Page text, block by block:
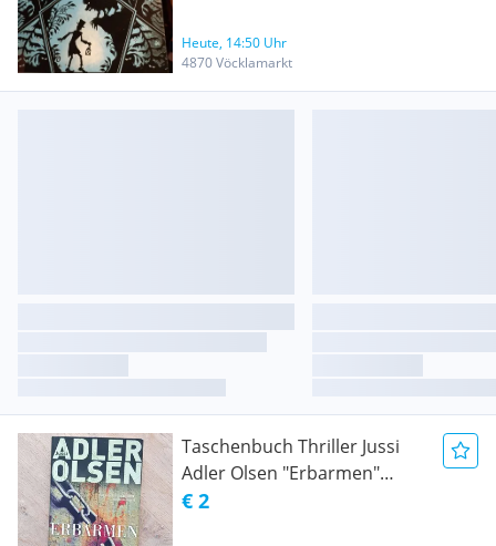
Heute, 14:50 Uhr
4870 Vöcklamarkt
Taschenbuch Thriller Jussi
Adler Olsen "Erbarmen"
erster Fall für Carl Morck
€ 2